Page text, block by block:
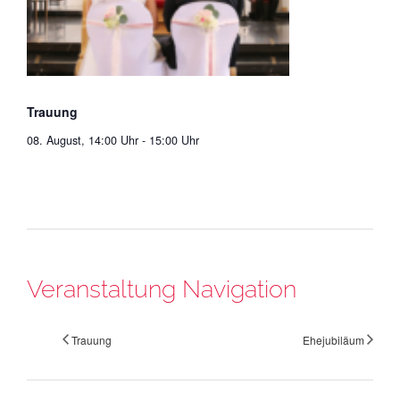
Trauung
08. August, 14:00 Uhr - 15:00 Uhr
Veranstaltung Navigation
Trauung Ehejubiläum